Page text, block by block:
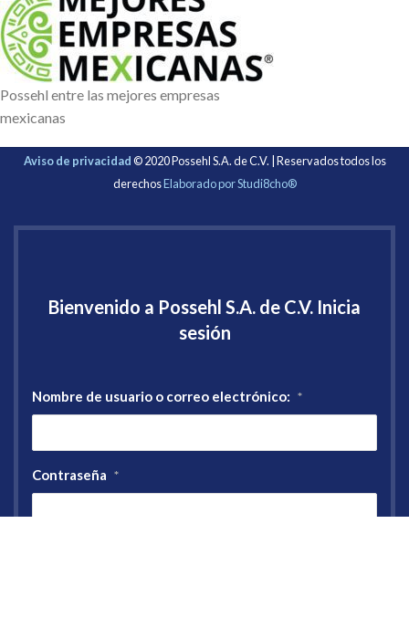
Possehl entre las mejores empresas
mexicanas
Aviso de privacidad© 2020 Possehl S.A. de C.V. | Reservados todos los
derechosElaborado por Studi8cho®
Bienvenido a Possehl S.A. de C.V. Inicia
sesión
Nombre de usuario o correo electrónico: *
Contraseña *